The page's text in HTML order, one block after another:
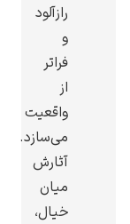
رازآلود
و
فراتر
از
واقعیت
می‌سازد.
آثارش
میان
خیال،